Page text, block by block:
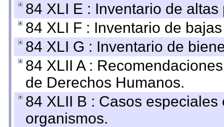
84 XLI E : Inventario de
84 XLI F : Inventario de
84 XLI G : Inventario de
84 XLII A :
de Derechos Humanos.
84 XLII B : Casos
organismos.